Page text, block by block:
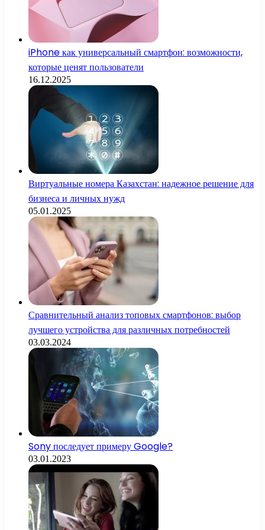
iPhone как универсальный смартфон: возможности,
которые ценят пользователи
16.12.2025
Виртуальные номера Казахстан: надежное решение для
бизнеса и личных нужд
05.01.2025
Сравнительный анализ топовых смартфонов: выбор
лучшего устройства для различных потребностей
03.03.2024
Sony последует примеру Google?
03.01.2023